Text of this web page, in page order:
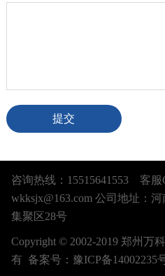
提交
咨询热线：15515641553 客服
wkksjx@163.com 公司地址：
集聚区28号
Copyright © 2002-2019 郑州万
有 备案号： 豫ICP备14002235